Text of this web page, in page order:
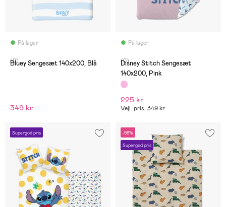
På lager
(0)
Bluey Sengesæt 140x200, Blå
349 kr
På lager
(0)
Disney Stitch Sengesæt
140x200, Pink
225 kr
Vejl. pris: 349 kr
Supergod pris -58%
Supergod pris